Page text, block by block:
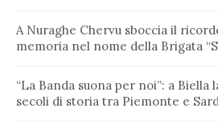
A Nuraghe Chervu sboccia il
memoria nel nome della Brigata
“La Banda suona per noi”: a Biella
secoli di storia tra Piemonte e